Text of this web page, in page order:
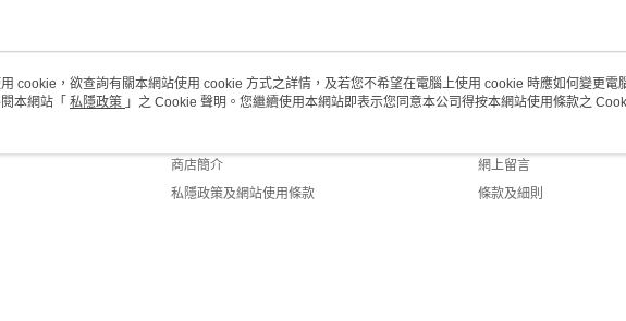
關於我們
商店簡介
私隱政策及網站使用條款
客戶服務
網上留言
條款及細則
cookie，欲查詢有關本網站使用 cookie 方式之詳情，及若您不希望在電腦上使用 cookie 時應如何變更電
本網站「 私隱政策 」之 Cookie 聲明。您繼續使用本網站即表示您同意本公司得按本網站使用條款之